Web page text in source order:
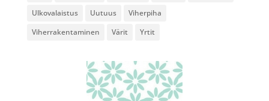
Ulkovalaistus
Uutuus
Viherpiha
Viherrakentaminen
Värit Yrtit